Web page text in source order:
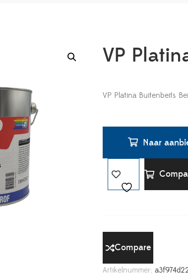
VP
VP Platina Buitenbeits
Naar
Compare
Artikelnummer: